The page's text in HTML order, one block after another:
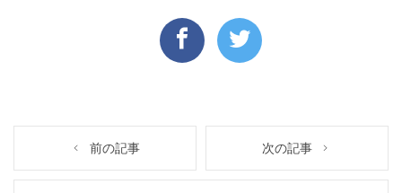
前の記事 次の記事